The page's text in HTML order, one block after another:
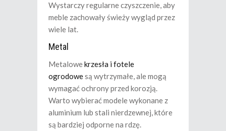
Wystarczy regularne czyszczenie, aby
meble zachowały świeży wygląd przez
wiele lat.
Metal
Metalowekrzesła i fotele
ogrodowesą wytrzymałe, ale mogą
wymagać ochrony przed korozją.
Warto wybierać modele wykonane z
aluminium lub stali nierdzewnej, które
są bardziej odporne na rdzę.